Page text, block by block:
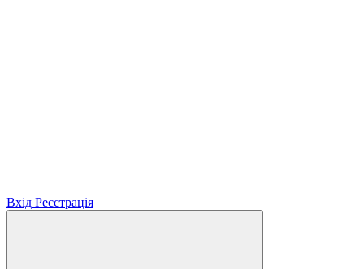
Вхід Реєстрація